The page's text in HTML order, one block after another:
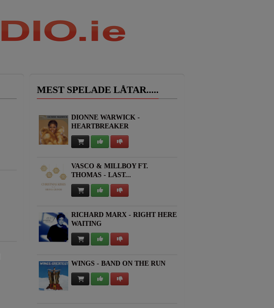
MEST SPELADE LÅTAR.....
DIONNE WARWICK -
HEARTBREAKER
VASCO & MILLBOY FT.
THOMAS - LAST...
RICHARD MARX - RIGHT HERE
WAITING
WINGS - BAND ON THE RUN